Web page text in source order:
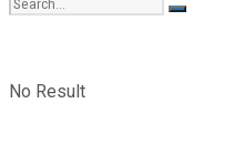
No Result